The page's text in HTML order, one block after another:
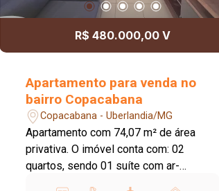
R$ 480.000,00 V
Apartamento para venda no
bairro Copacabana
Copacabana - Uberlandia/MG
Apartamento com 74,07 m² de área
privativa. O imóvel conta com: 02
quartos, sendo 01 suíte com ar-